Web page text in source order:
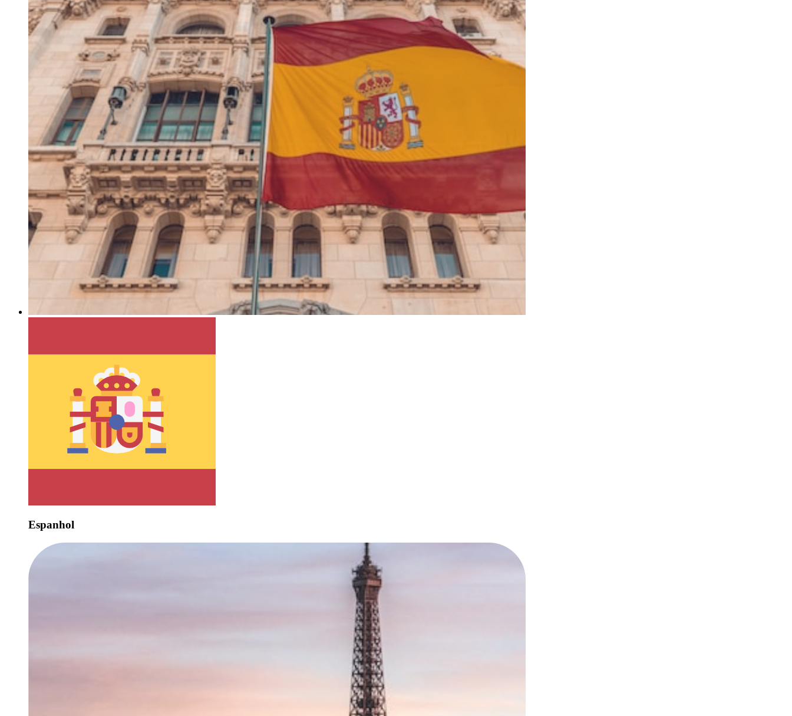
Espanhol